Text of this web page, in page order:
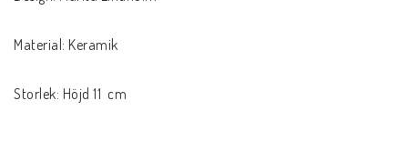
Material: Keramik
Storlek: Höjd 11  cm